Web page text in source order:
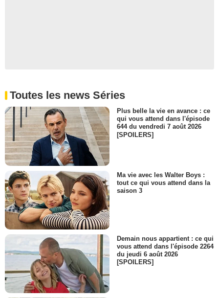
Toutes les news Séries
Plus belle la vie en avance : ce
qui vous attend dans l'épisode
644 du vendredi 7 août 2026
[SPOILERS]
Ma vie avec les Walter Boys :
tout ce qui vous attend dans la
saison 3
Demain nous appartient : ce qui
vous attend dans l'épisode 2264
du jeudi 6 août 2026
[SPOILERS]